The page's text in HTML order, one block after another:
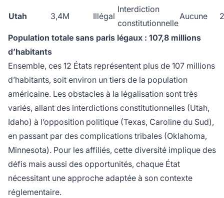
Utah 3,4M Illégal
Interdiction
constitutionnelle
Aucune
Population totale sans paris légaux : 107,8 millions
d’habitants
Ensemble, ces 12 États représentent plus de 107 millions
d’habitants, soit environ un tiers de la population
américaine. Les obstacles à la légalisation sont très
variés, allant des interdictions constitutionnelles (Utah,
Idaho) à l’opposition politique (Texas, Caroline du Sud),
en passant par des complications tribales (Oklahoma,
Minnesota). Pour les affiliés, cette diversité implique des
défis mais aussi des opportunités, chaque État
nécessitant une approche adaptée à son contexte
réglementaire.